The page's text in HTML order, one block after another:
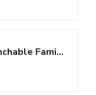
Blissbuilt Piscina Hinchable Familiar Rectangular 4 Capas Reforzadas...